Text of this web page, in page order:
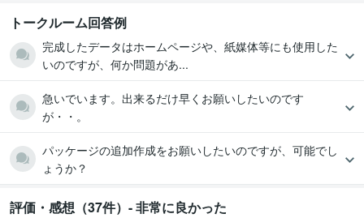
トークルーム回答例
完成したデータはホームページや、紙媒体等にも使用した
いのですが、何か問題があ...
急いでいます。出来るだけ早くお願いしたいのです
が・・。
パッケージの追加作成をお願いしたいのですが、可能でし
ょうか？
評価・感想（37件）- 非常に良かった